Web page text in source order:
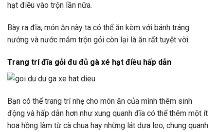
hạt điều vào trộn lần nữa.
Bày ra đĩa, món ăn này ta có thể ăn kèm với bánh tráng
nướng và nước mắm trộn gỏi còn lại là ăn rất tuyệt vời.
Trang trí đĩa gỏi đu đủ gà xé hạt điều hấp dẫn
Bạn có thể trang trí nhẹ cho món ăn của mình thêm sinh
động và hấp dẫn hơn như xung quanh đĩa có thể thêm một ít
hoa hồng làm từ cà chua hay những lát dưa leo, chung quanh